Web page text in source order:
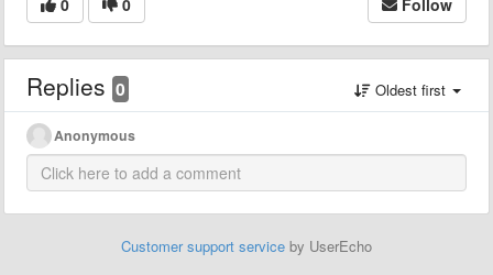
Replies 0 Oldest first
Anonymous
Customer support service by UserEcho